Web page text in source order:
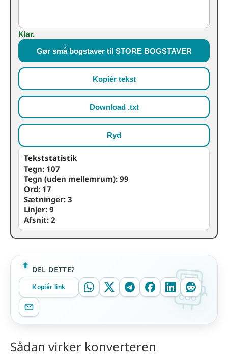
Klar.
Gør små bogstaver til STORE BOGSTAVER
Kopiér tekst
Download .txt
Ryd
Tekststatistik
Tegn: 107
Tegn (uden mellemrum): 99
Ord: 17
Sætninger: 3
Linjer: 9
Afsnit: 2
DEL DETTE?
Kopiér link
Sådan virker konverteren